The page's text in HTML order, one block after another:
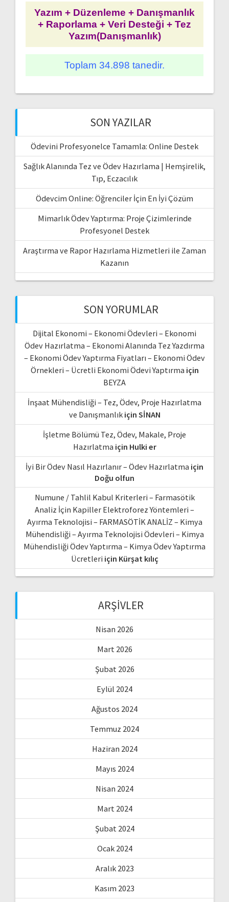
Yazım + Düzenleme + Danışmanlık
+ Raporlama + Veri Desteği + Tez
Yazım(Danışmanlık)
Toplam 34.898 tanedir.
SON YAZILAR
Ödevini Profesyonelce Tamamla: Online Destek
Sağlık Alanında Tez ve Ödev Hazırlama | Hemşirelik,
Tıp, Eczacılık
Ödevcim Online: Öğrenciler İçin En İyi Çözüm
Mimarlık Ödev Yaptırma: Proje Çizimlerinde
Profesyonel Destek
Araştırma ve Rapor Hazırlama Hizmetleri ile Zaman
Kazanın
SON YORUMLAR
Dijital Ekonomi – Ekonomi Ödevleri – Ekonomi
Ödev Hazırlatma – Ekonomi Alanında Tez Yazdırma
– Ekonomi Ödev Yaptırma Fiyatları – Ekonomi Ödev
Örnekleri – Ücretli Ekonomi Ödevi Yaptırma için
BEYZA
İnşaat Mühendisliği – Tez, Ödev, Proje Hazırlatma
ve Danışmanlıkiçin SİNAN
İşletme Bölümü Tez, Ödev, Makale, Proje
Hazırlatma için Hulki er
İyi Bir Ödev Nasıl Hazırlanır – Ödev Hazırlatma için
Doğu olfun
Numune / Tahlil Kabul Kriterleri – Farmasötik
Analiz İçin Kapiller Elektroforez Yöntemleri –
Ayırma Teknolojisi – FARMASÖTİK ANALİZ – Kimya
Mühendisliği – Ayırma Teknolojisi Ödevleri – Kimya
Mühendisliği Ödev Yaptırma – Kimya Ödev Yaptırma
Ücretleri için Kürşat kılıç
ARŞIVLER
Nisan 2026
Mart 2026
Şubat 2026
Eylül 2024
Ağustos 2024
Temmuz 2024
Haziran 2024
Mayıs 2024
Nisan 2024
Mart 2024
Şubat 2024
Ocak 2024
Aralık 2023
Kasım 2023